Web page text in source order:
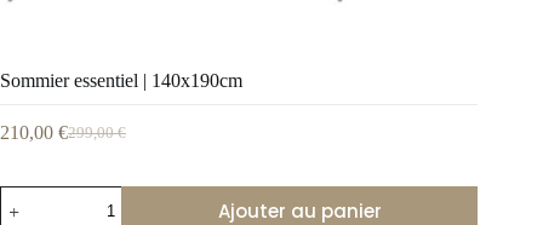
Sommier essentiel | 140x190cm
299,00€
210,00 €
Ajouter au panier